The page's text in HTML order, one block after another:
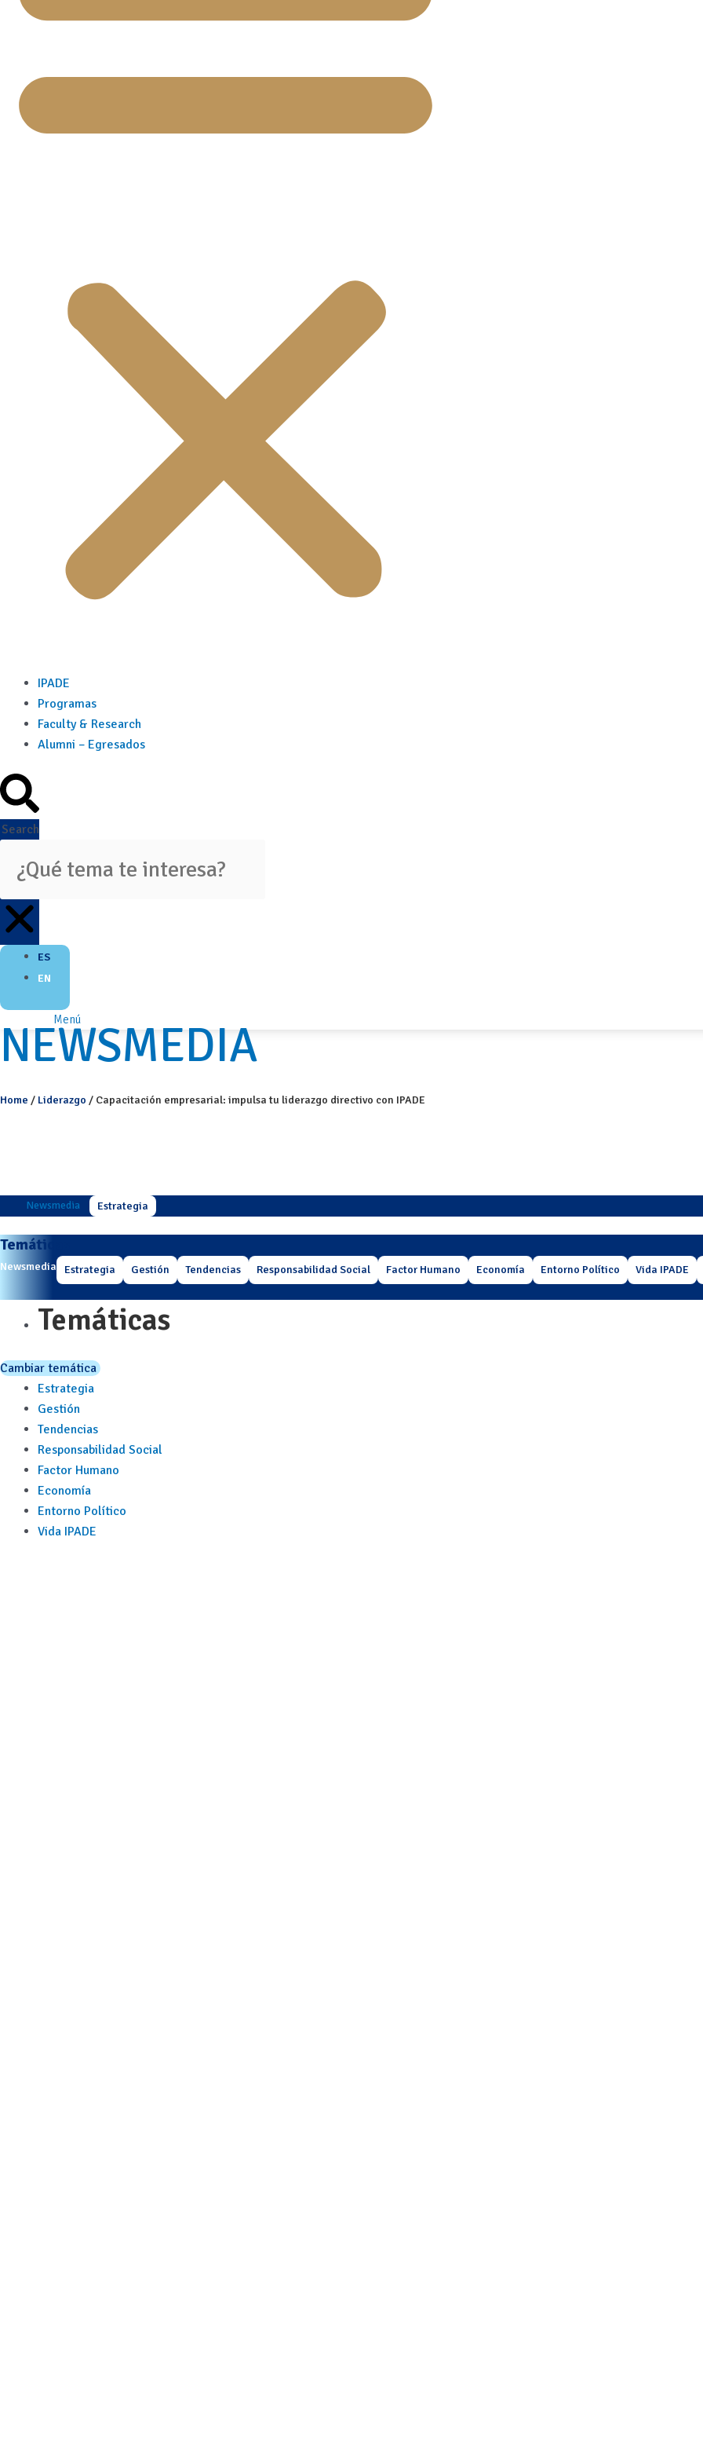
IPADE
Programas
Faculty & Research
Alumni – Egresados
Search
ES
EN
Menú
NEWSMEDIA
Home / Liderazgo / Capacitación empresarial: impulsa tu liderazgo directivo con IPADE
Newsmedia Estrategia
Temáticas
Newsmedia Estrategia Gestión Tendencias Responsabilidad Social Factor Humano Economía Entorno Político Vida IPADE
Temáticas
Cambiar temática
Estrategia
Gestión
Tendencias
Responsabilidad Social
Factor Humano
Economía
Entorno Político
Vida IPADE